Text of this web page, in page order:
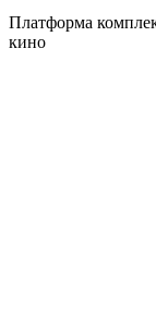
Платформа
кино